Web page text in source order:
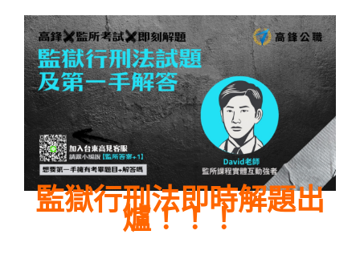
監獄行刑法即時解題出
爐！！！